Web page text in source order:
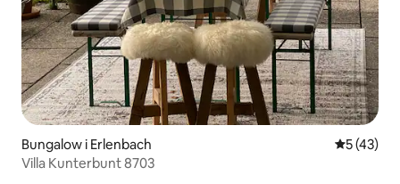
Bungalow i Erlenbach 5 av 5 i
5 (43)
Villa Kunterbunt 8703